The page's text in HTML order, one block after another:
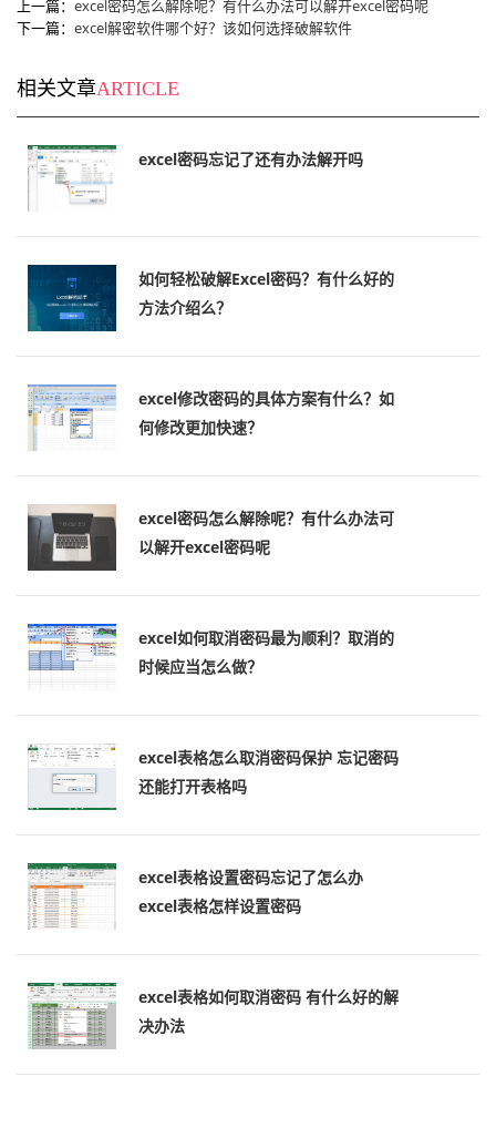
上一篇： excel密码怎么解除呢？有什么办法可以解开excel密码呢
下一篇： excel解密软件哪个好？该如何选择破解软件
相关文章ARTICLE
excel密码忘记了还有办法解开吗
如何轻松破解Excel密码？有什么好的
方法介绍么？
excel修改密码的具体方案有什么？如
何修改更加快速？
excel密码怎么解除呢？有什么办法可
以解开excel密码呢
excel如何取消密码最为顺利？取消的
时候应当怎么做？
excel表格怎么取消密码保护 忘记密码
还能打开表格吗
excel表格设置密码忘记了怎么办
excel表格怎样设置密码
excel表格如何取消密码 有什么好的解
决办法